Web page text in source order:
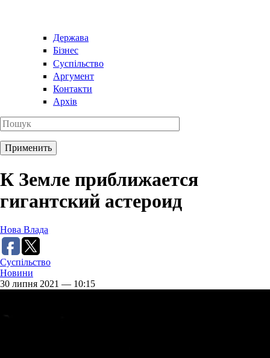
Держава
Бізнес
Суспільство
Аргумент
Контакти
Архів
К Земле приближается
гигантский астероид
Нова Влада
Суспільство
Новини
30 липня 2021 — 10:15